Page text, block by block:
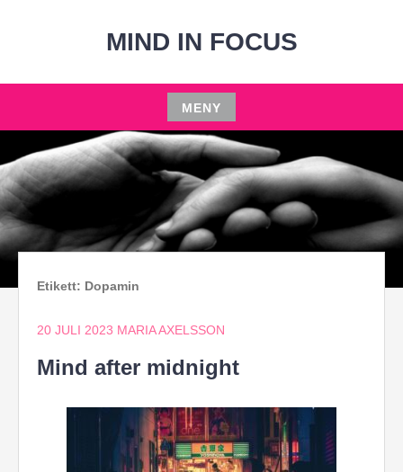
MIND IN FOCUS
MENY
Hoppa
till
innehåll
Etikett: Dopamin
20 JULI 2023 MARIA AXELSSON
Mind after midnight